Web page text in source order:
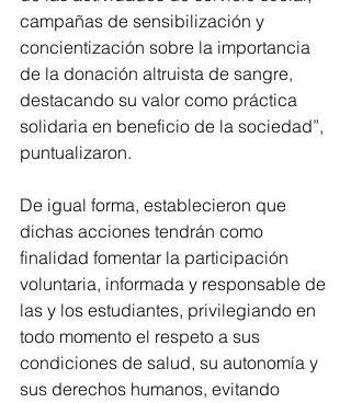
campañas de sensibilización y
concientización sobre la importancia
de la donación altruista de sangre,
destacando su valor como práctica
solidaria en beneficio de la sociedad”,
puntualizaron.
De igual forma, establecieron que
dichas acciones tendrán como
finalidad fomentar la participación
voluntaria, informada y responsable de
las y los estudiantes, privilegiando en
todo momento el respeto a sus
condiciones de salud, su autonomía y
sus derechos humanos, evitando